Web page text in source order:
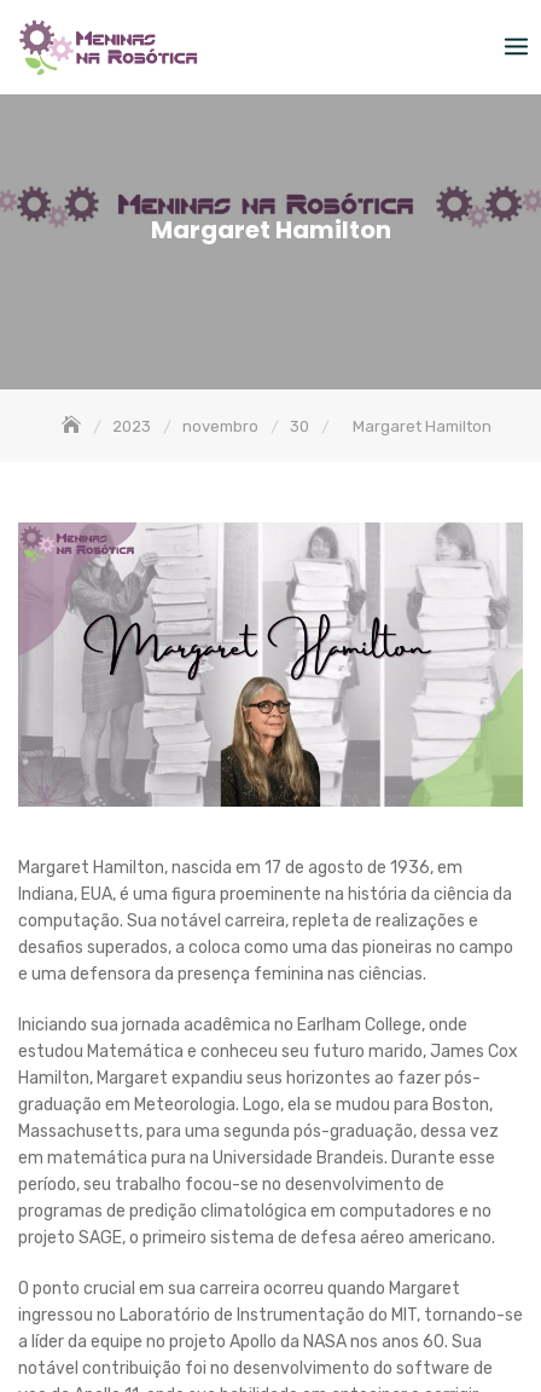
content
Margaret Hamilton
2023 novembro 30 Margaret Hamilton
Margaret Hamilton, nascida em 17 de agosto de 1936, em
Indiana, EUA, é uma figura proeminente na história da ciência da
computação. Sua notável carreira, repleta de realizações e
desafios superados, a coloca como uma das pioneiras no campo
e uma defensora da presença feminina nas ciências.
Iniciando sua jornada acadêmica no Earlham College, onde
estudou Matemática e conheceu seu futuro marido, James Cox
Hamilton, Margaret expandiu seus horizontes ao fazer pós-
graduação em Meteorologia. Logo, ela se mudou para Boston,
Massachusetts, para uma segunda pós-graduação, dessa vez
em matemática pura na Universidade Brandeis. Durante esse
período, seu trabalho focou-se no desenvolvimento de
programas de predição climatológica em computadores e no
projeto SAGE, o primeiro sistema de defesa aéreo americano.
O ponto crucial em sua carreira ocorreu quando Margaret
ingressou no Laboratório de Instrumentação do MIT, tornando-se
a líder da equipe no projeto Apollo da NASA nos anos 60. Sua
notável contribuição foi no desenvolvimento do software de